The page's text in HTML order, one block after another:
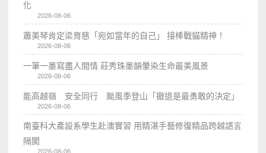
化
2026-08-06
蕭美琴肯定梁育慈「宛如當年的自己」 接棒戰貓精神！
2026-08-06
一筆一墨寫盡人間情 莊秀珠墨韻暈染生命最美風景
2026-08-06
能高越嶺 安全同行 颱風季登山「撤退是最勇敢的決定」
2026-08-06
南臺科大產設系學生赴澳實習 用精湛手藝修復精品跨越語言
隔閡
2026-08-06